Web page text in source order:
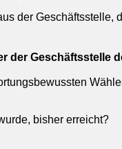
der Geschäftsstelle,
der Geschäftsstelle
bisher erreicht?